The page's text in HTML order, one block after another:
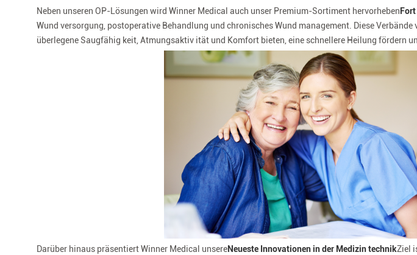
Neben unseren OP-Lösungen wird Winner Medical auch unser Premium-Sortiment hervorheben
Wund versorgung, postoperative Behandlung und chronisches Wund management. Diese
überlegene Saugfähig keit, Atmungsaktiv ität und Komfort bieten, eine schnellere Heilung fördern
Darüber hinaus präsentiert Winner Medical unsereNeueste Innovationen in der Medizin technikZiel